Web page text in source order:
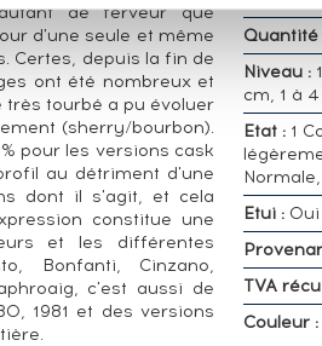
de ferveur que
d'une seule et même
Certes, depuis la fin de
ont été nombreux et
tourbé a pu évoluer
(sherry/bourbon).
pour les versions cask
au détriment d'une
dont il s'agit, et cela
constitue une
et les différentes
Bonfanti, Cinzano,
c'est aussi de
1981 et des versions
Quantité
Niveau :
cm, 1 à
Etat : 1
Etui : Oui
TVA
Couleur :